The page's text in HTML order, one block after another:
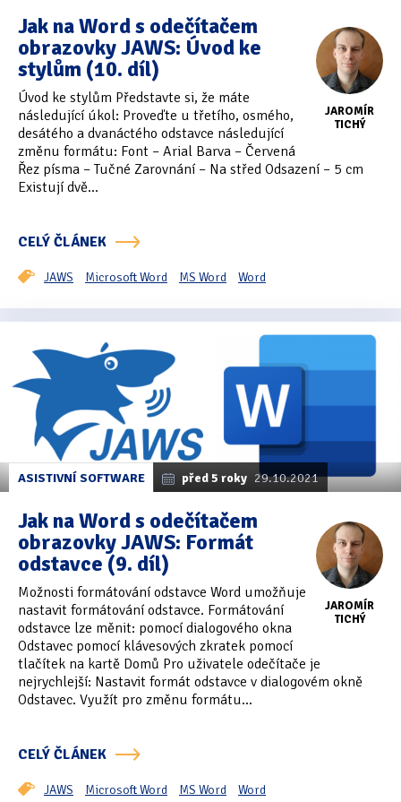
JAROMÍR
TICHÝ
Jak na Word s odečítačem
obrazovky JAWS: Úvod ke
stylům (10. díl)
Úvod ke stylům Představte si, že máte
následující úkol: Proveďte u třetího, osmého,
desátého a dvanáctého odstavce následující
změnu formátu: Font – Arial Barva – Červená
Řez písma – Tučné Zarovnání – Na střed Odsazení – 5 cm
Existují dvě...
CELÝ ČLÁNEK
JAWS Microsoft Word MS Word Word
ASISTIVNÍ SOFTWARE před 5 roky 29.10.2021
JAROMÍR
TICHÝ
Jak na Word s odečítačem
obrazovky JAWS: Formát
odstavce (9. díl)
Možnosti formátování odstavce Word umožňuje
nastavit formátování odstavce. Formátování
odstavce lze měnit: pomocí dialogového okna
Odstavec pomocí klávesových zkratek pomocí
tlačítek na kartě Domů Pro uživatele odečítače je
nejrychlejší: Nastavit formát odstavce v dialogovém okně
Odstavec. Využít pro změnu formátu...
CELÝ ČLÁNEK
JAWS Microsoft Word MS Word Word